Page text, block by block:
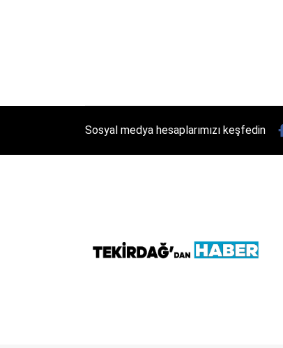
Sosyal medya hesaplarımızı keşfedin